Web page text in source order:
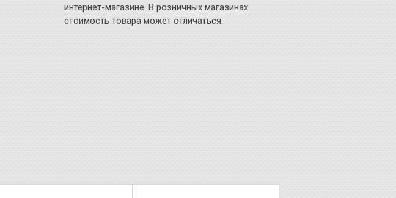
интернет-магазине. В розничных магазинах
стоимость товара может отличаться.